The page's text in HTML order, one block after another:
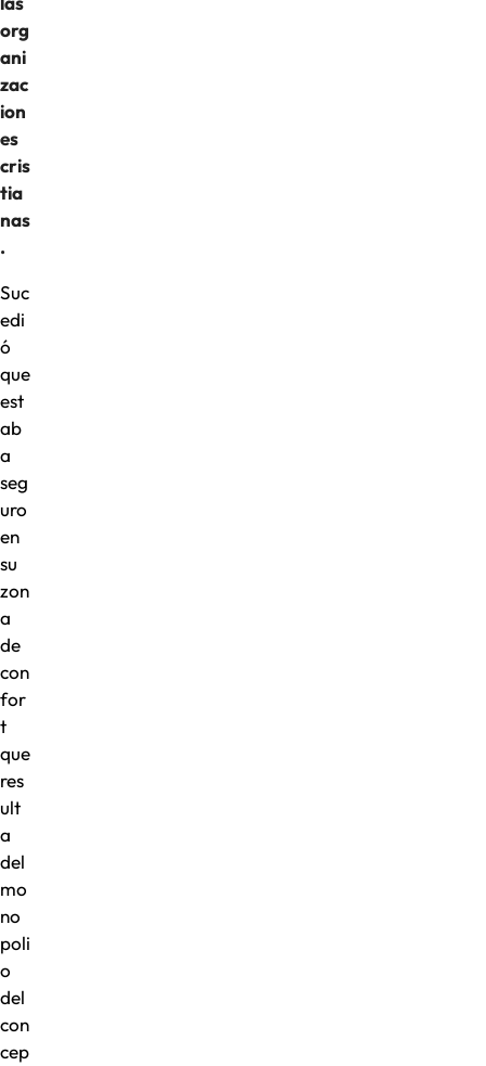
org
ani
zac
ion
es
cris
tia
nas
.
Suc
edi
ó
que
est
ab
a
seg
uro
en
su
zon
a
de
con
for
t
que
res
ult
a
del
mo
no
poli
o
del
con
cep